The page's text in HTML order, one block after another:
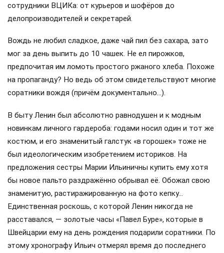
сотрудники ВЦИКа: от курьеров и шофёров до
делопроизводителей и секретарей.
Вождь не любил сладкое, даже чай пил без сахара, зато
мог за день выпить до 10 чашек. Не ел пирожков,
предпочитая им ломоть простого ржаного хлеба. Похоже
на пропаганду? Но ведь об этом свидетельствуют многие
соратники вождя (причём документально…).
В быту Ленин был абсолютно равнодушен и к модным
новинкам личного гардероба: годами носил один и тот же
костюм, и его знаменитый галстук «в горошек» тоже не
был идеологическим изобретением историков. На
предложения сестры Марии Ильиничны купить ему хотя
бы новое пальто раздражённо обрывал её. Обожал свою
знаменитую, растиражированную на фото кепку…
Единственная роскошь, с которой Ленин никогда не
расставался, — золотые часы «Павел Буре», которые в
Швейцарии ему на день рождения подарили соратники. По
этому хронографу Ильич отмерял время до последнего